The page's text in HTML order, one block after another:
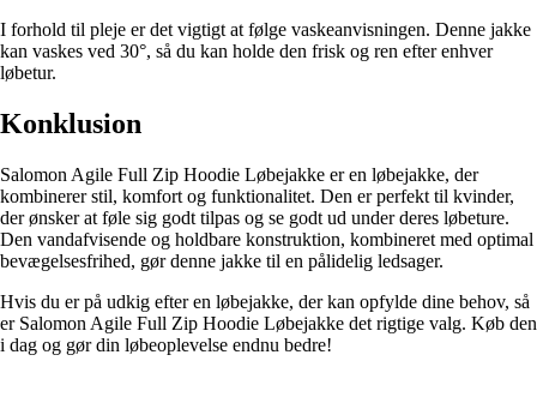
I forhold til pleje er det vigtigt at følge vaskeanvisningen. Denne jakke
kan vaskes ved 30°, så du kan holde den frisk og ren efter enhver
løbetur.
Konklusion
Salomon Agile Full Zip Hoodie Løbejakke er en løbejakke, der
kombinerer stil, komfort og funktionalitet. Den er perfekt til kvinder,
der ønsker at føle sig godt tilpas og se godt ud under deres løbeture.
Den vandafvisende og holdbare konstruktion, kombineret med optimal
bevægelsesfrihed, gør denne jakke til en pålidelig ledsager.
Hvis du er på udkig efter en løbejakke, der kan opfylde dine behov, så
er Salomon Agile Full Zip Hoodie Løbejakke det rigtige valg. Køb den
i dag og gør din løbeoplevelse endnu bedre!